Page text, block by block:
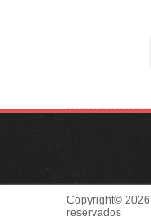
Copyright©
reservados